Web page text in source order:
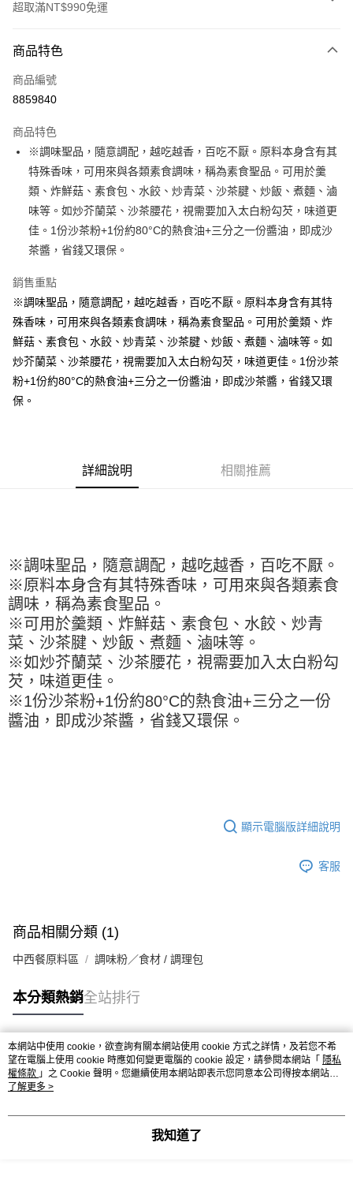
超取滿NT$990免運
信用卡一次付款
超商取貨付款
Apple Pay
街口支付
悠遊付
全盈+PAY
相關說明
【關於「AFTEE先享後付」】
AFTEE先享後付是「在收到商品之後才付款」的支付方式。 讓您購物簡單
便利好安心！
１．簡單：不需註冊會員、不需綁卡、不需儲值。
２．便利：只要手機號碼，簡訊認證，即可結帳。
【「AFTEE先享後付」結帳流程】
ATM／網路銀行／等多元方式進行付款，方視為交易完成。
※ 請注意：結帳手續完成當下不需立刻繳費，但若您需要取消訂單，請聯絡
客戶支援中心」
https://netprotections.freshdesk.com/support/home
【注意事項】
１．透過由恩沛科技股份有限公司提供之「AFTEE先享後付」服務完成之交
易，需依本服務之必要範圍內提供個人資料，並將交易相關給付款項請求債
權轉讓予恩沛科技股份有限公司。
２．關於個人資料處理事宜，請瀏覽以下網址：
https://aftee.tw/terms/#terms3
３．未成年的使用者請事先徵得法定代理人或監護人之同意方可使用
「AFTEE先享後付」，若未經同意申辦者引起之損失，本公司不負相關責
任。
４．使用「AFTEE先享後付」時，將依據個別帳號之用戶狀況，依本公司即
時審查核予不同之上限額度；若仍有額度不足之情形，本公司將視審查結果
全家取貨付款-重量限制含紙箱10kg，請控制商品重量在9~9.5
kg
每筆NT$90，滿NT$990(含以上)免運費
每筆NT$90，滿NT$990(含以上)免運費
付款後7-11取貨-重量限制含紙箱10kg，請控制商品重量在9~
9.5kg
每筆NT$90，滿NT$990(含以上)免運費
宅配-新竹物流
每筆NT$150，滿NT$2,000(含以上)免運費
離島客戶-中華郵政
每筆NT$120，滿NT$2,000(含以上)免運費
商品特色
商品編號
8859840
商品特色
※調味聖品，隨意調配，越吃越香，百吃不厭。原料本身含有其
特殊香味，可用來與各類素食調味，稱為素食聖品。可用於羹
類、炸鮮菇、素食包、水餃、炒青菜、沙茶腱、炒飯、煮麵、滷
味等。如炒芥蘭菜、沙茶腰花，視需要加入太白粉勾芡，味道更
佳。1份沙茶粉+1份約80°C的熱食油+三分之一份醬油，即成沙
茶醬，省錢又環保。
銷售重點
※調味聖品，隨意調配，越吃越香，百吃不厭。原料本身含有其特
殊香味，可用來與各類素食調味，稱為素食聖品。可用於羹類、炸
鮮菇、素食包、水餃、炒青菜、沙茶腱、炒飯、煮麵、滷味等。如
炒芥蘭菜、沙茶腰花，視需要加入太白粉勾芡，味道更佳。1份沙茶
粉+1份約80°C的熱食油+三分之一份醬油，即成沙茶醬，省錢又環
保。
詳細說明 相關推薦
※調味聖品，隨意調配，越吃越香，百吃不厭。
※原料本身含有其特殊香味，可用來與各類素食
調味，稱為素食聖品。
※可用於羹類、炸鮮菇、素食包、水餃、炒青
菜、沙茶腱、炒飯、煮麵、滷味等。
※如炒芥蘭菜、沙茶腰花，視需要加入太白粉勾
芡，味道更佳。
※1份沙茶粉+1份約80°C的熱食油+三分之一份
醬油，即成沙茶醬，省錢又環保。
顯示電腦版詳細說明
客服
商品相關分類 (1)
中西餐原料區 調味粉／食材 / 調理包
本分類熱銷全站排行
熱門標籤
本網站中使用 cookie，欲查詢有關本網站使用 cookie 方式之詳情，及若您不希
望在電腦上使用 cookie 時應如何變更電腦的 cookie 設定，請參閱本網站「 隱私
權條款 」之 Cookie 聲明。您繼續使用本網站即表示您同意本公司得按本網站使
用條款之 Cookie 聲明使用 cookie。
了解更多 >
我知道了